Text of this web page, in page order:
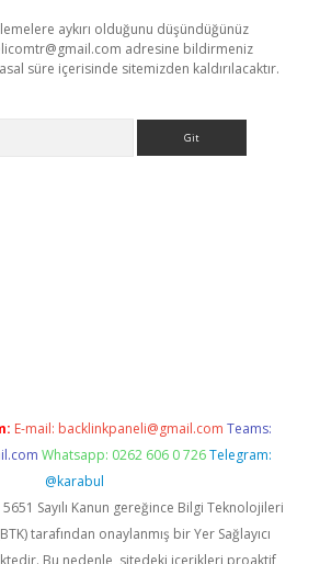
aykırı olduğunu düşündüğünüz
adresine bildirmeniz
süre içerisinde sitemizden kaldırılacaktır.
E-mail: backlinkpaneli@gmail.com Teams:
Whatsapp: 0262 606 0 726 Telegram:
@karabul
5651 Sayılı Kanun gereğince Bilgi Teknolojileri
tarafından onaylanmış bir Yer Sağlayıcı
Bu nedenle, sitedeki içerikleri proaktif